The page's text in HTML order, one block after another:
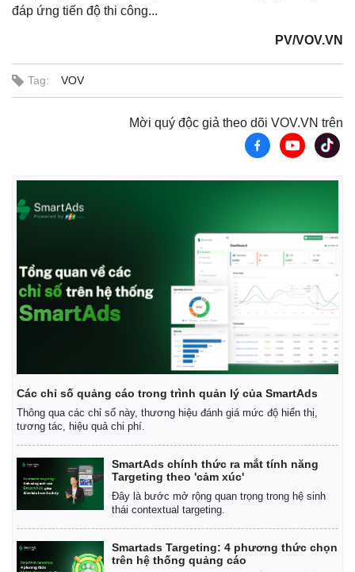
Tin nóng
Tư vấn luật
Quân sự - Quốc phòng
Việt Nam
Phân tích
đáp ứng tiến độ thi công...
PV/VOV.VN
Tag: VOV
Mời quý độc giả theo dõi VOV.VN trên
Các chỉ số quảng cáo trong trình quản lý của SmartAds
Thông qua các chỉ số này, thương hiệu đánh giá mức độ hiển thị,
tương tác, hiệu quả chi phí.
SmartAds chính thức ra mắt tính năng
Targeting theo 'cảm xúc'
Đây là bước mở rộng quan trọng trong hệ sinh
thái contextual targeting.
Smartads Targeting: 4 phương thức chọn
trên hệ thống quảng cáo